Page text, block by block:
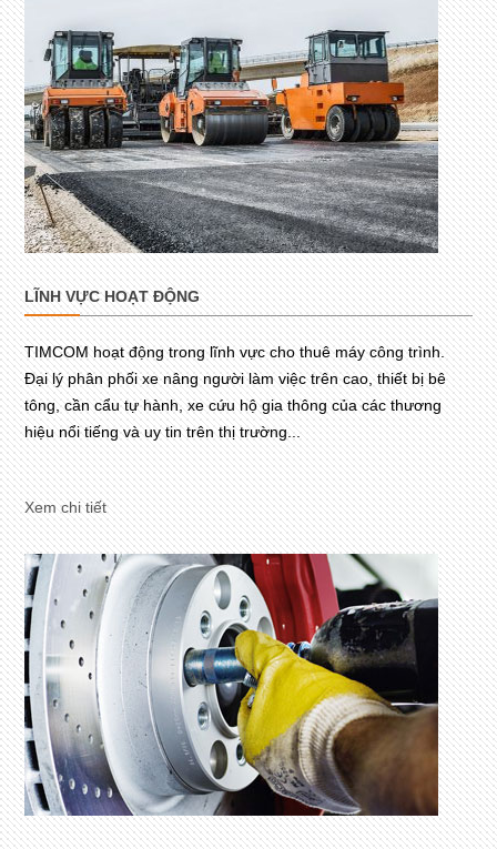
LĨNH VỰC HOẠT ĐỘNG
TIMCOM hoạt động trong lĩnh vực cho thuê máy công trình.
Đại lý phân phối xe nâng người làm việc trên cao, thiết bị bê
tông, cần cẩu tự hành, xe cứu hộ gia thông của các thương
hiệu nổi tiếng và uy tin trên thị trường...
Xem chi tiết